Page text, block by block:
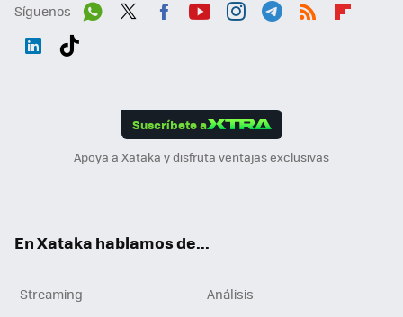
Síguenos
Suscríbete a
Apoya a Xataka y disfruta ventajas exclusivas
En Xataka hablamos de...
Streaming
Análisis